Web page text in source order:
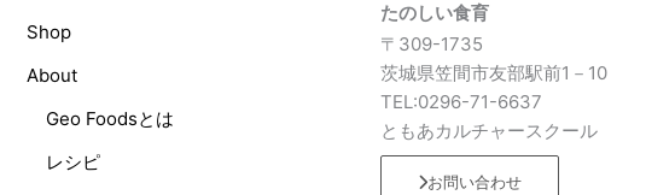
Shop
About
Geo Foodsとは
レシピ
たのしい食育
〒309-1735
茨城県笠間市友部駅前1－10
TEL:0296-71-6637
ともあカルチャースクール
お問い合わせ